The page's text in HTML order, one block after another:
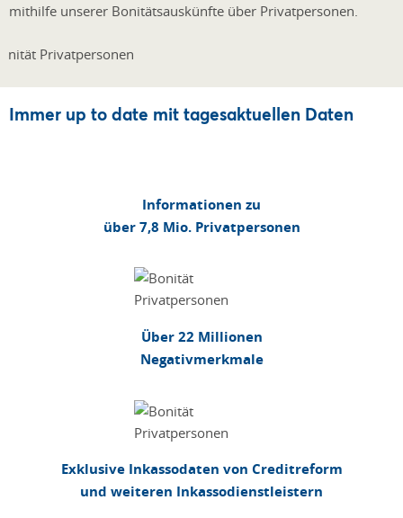
mithilfe unserer Bonitätsauskünfte über Privatpersonen.
Immer up to date mit tagesaktuellen Daten
Informationen zu
über 7,8 Mio. Privatpersonen
Über 22 Millionen
Negativmerkmale
Exklusive Inkassodaten von Creditreform
und weiteren Inkassodienstleistern